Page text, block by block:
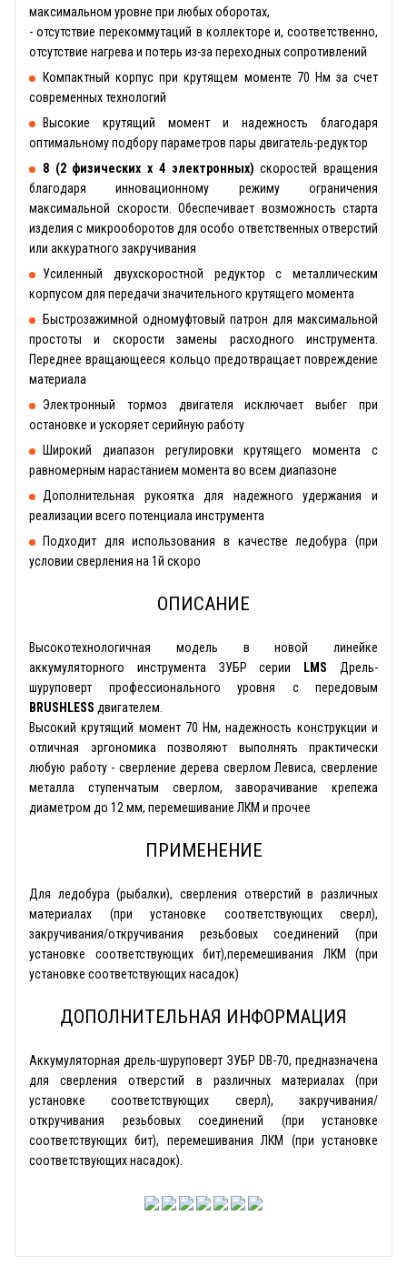
максимальном уровне при любых оборотах,
- отсутствие перекоммутаций в коллекторе и, соответственно,
отсутствие нагрева и потерь из-за переходных сопротивлений
Компактный корпус при крутящем моменте 70 Нм за счет
современных технологий
Высокие крутящий момент и надежность благодаря
оптимальному подбору параметров пары двигатель-редуктор
8 (2 физических х 4 электронных) скоростей вращения
благодаря инновационному режиму ограничения
максимальной скорости. Обеспечивает возможность старта
изделия с микрооборотов для особо ответственных отверстий
или аккуратного закручивания
Усиленный двухскоростной редуктор с металлическим
корпусом для передачи значительного крутящего момента
Быстрозажимной одномуфтовый патрон для максимальной
простоты и скорости замены расходного инструмента.
Переднее вращающееся кольцо предотвращает повреждение
материала
Электронный тормоз двигателя исключает выбег при
остановке и ускоряет серийную работу
Широкий диапазон регулировки крутящего момента с
равномерным нарастанием момента во всем диапазоне
Дополнительная рукоятка для надежного удержания и
реализации всего потенциала инструмента
Подходит для использования в качестве ледобура (при
условии сверления на 1й скоро
ОПИСАНИЕ
Высокотехнологичная модель в новой линейке
аккумуляторного инструмента ЗУБР серии
LMS Дрель-
шуруповерт профессионального уровня с передовым
BRUSHLESS двигателем.
Высокий крутящий момент 70 Нм, надежность конструкции и
отличная эргономика позволяют выполнять практически
любую работу - сверление дерева сверлом Левиса, сверление
металла ступенчатым сверлом, заворачивание крепежа
диаметром до 12 мм, перемешивание ЛКМ и прочее
ПРИМЕНЕНИЕ
Для ледобура (рыбалки), сверления отверстий в различных
материалах (при установке соответствующих сверл),
закручивания/откручивания резьбовых соединений (при
установке соответствующих бит),перемешивания ЛКМ (при
установке соответствующих насадок)
ДОПОЛНИТЕЛЬНАЯ ИНФОРМАЦИЯ
Аккумуляторная дрель-шуруповерт ЗУБР DB-70, предназначена
для сверления отверстий в различных материалах (при
установке соответствующих сверл), закручивания/
откручивания резьбовых соединений (при установке
соответствующих бит), перемешивания ЛКМ (при установке
соответствующих насадок).